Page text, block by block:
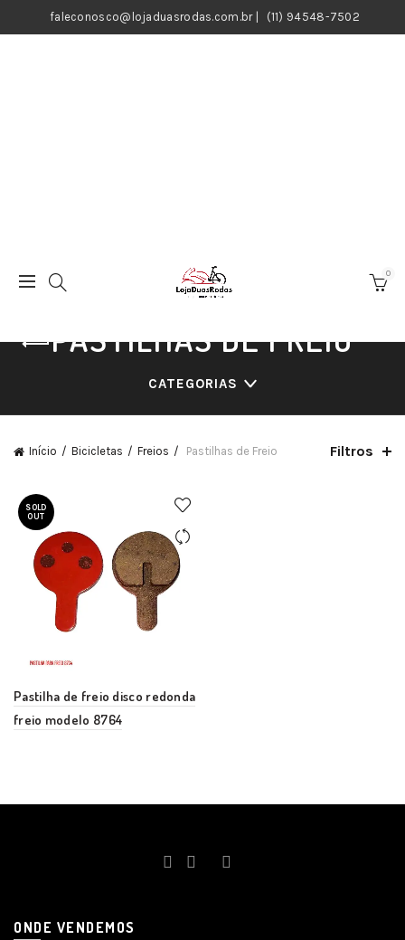
faleconosco@lojaduasrodas.com.br| (11) 94548-7502
0
PASTILHAS DE FREIO
CATEGORIAS
Início Bicicletas Freios Pastilhas de Freio Filtros
SOLD
OUT
Pastilha de freio disco redonda
freio modelo 8764
ONDE VENDEMOS